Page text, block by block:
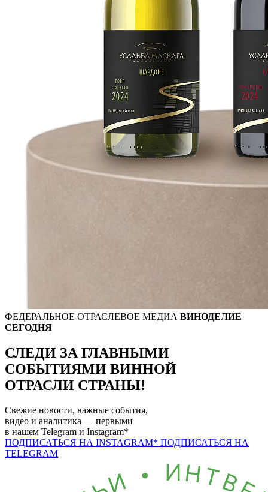
ФЕДЕРАЛЬНОЕ ОТРАСЛЕВОЕ МЕДИА ВИНОДЕЛИЕ
СЕГОДНЯ
СЛЕДИ ЗА ГЛАВНЫМИ
СОБЫТИЯМИ ВИННОЙ
ОТРАСЛИ СТРАНЫ!
Свежие новости, важные события,
видео и аналитика — первыми
в нашем Telegram и Instagram*
ПОДПИСАТЬСЯ НА INSTAGRAM* ПОДПИСАТЬСЯ НА
TELEGRAM